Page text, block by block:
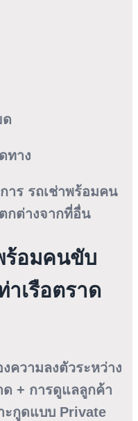
ด
ทาง
าร รถเช่าพร้อมคน
กต่างจากที่อื่น
ร้อมคนขับ
เรือตราด
ความลงตัวระหว่าง
+ การดูแลลูกค้า
ะกูดแบบ Private